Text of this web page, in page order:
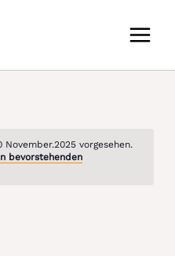
vorgesehen.
bevorstehenden